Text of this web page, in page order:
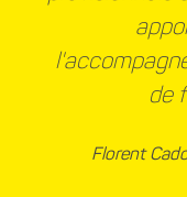
de
Florent